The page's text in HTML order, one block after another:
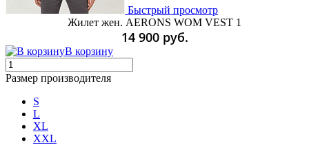
Быстрый просмотр
Жилет жен. AERONS WOM VEST 1
14 900 руб.
В корзину
Размер производителя
S
L
XL
XXL